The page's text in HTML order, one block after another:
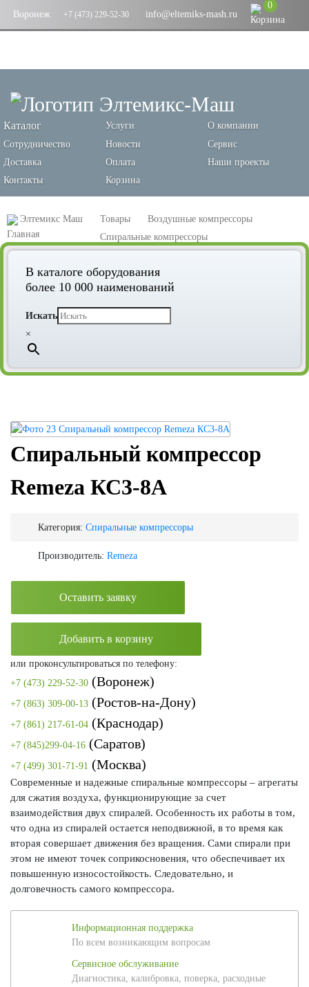
Воронеж +7 (473) 229-52-30 info@eltemiks-mash.ru
0
Каталог Услуги
О компании
Сотрудничество
Новости
Сервис
Доставка
Оплата
Наши проекты
Контакты
Корзина
Элтемикс Маш Товары
Воздушные компрессоры
Спиральные компрессоры
Спиральный компрессор Remeza КС3-8А
В каталоге оборудования
более 10 000 наименований
Искать
×
Спиральный компрессор
Remeza КС3-8А
Категория: Спиральные компрессоры
Производитель: Remeza
Оставить заявку
Добавить в корзину
или проконсультироваться по телефону:
+7 (473) 229-52-30 (Воронеж)
+7 (863) 309-00-13 (Ростов-на-Дону)
+7 (861) 217-61-04 (Краснодар)
+7 (845)299-04-16 (Саратов)
+7 (499) 301-71-91 (Москва)
Современные и надежные спиральные компрессоры – агрегаты
для сжатия воздуха, функционирующие за счет
взаимодействия двух спиралей. Особенность их работы в том,
что одна из спиралей остается неподвижной, в то время как
вторая совершает движения без вращения. Сами спирали при
этом не имеют точек соприкосновения, что обеспечивает их
повышенную износостойкость. Следовательно, и
долговечность самого компрессора.
Информационная поддержка
По всем возникающим вопросам
Сервисное обслуживание
Диагностика, калибровка, поверка, расходные